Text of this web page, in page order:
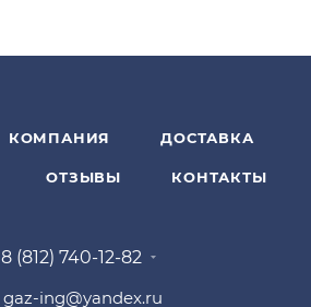
КОМПАНИЯ ДОСТАВКА
ОТЗЫВЫ КОНТАКТЫ
8 (812) 740-12-82
gaz-ing@yandex.ru